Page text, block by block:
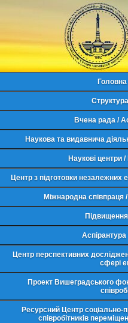
Вчена рада /
Наукова та видавнича
Наукові центри
Центр з підготовки незалежних
Міжнародна
Підвищення
Центр перспективних
сфері
Проект Вишеградського
Ресурсний Центр соціально-
співробітників